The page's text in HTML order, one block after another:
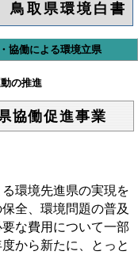
取県環境白書
協働による環境立県
の推進
協働促進事業
環境先進県の実現を
全、環境問題の普及
な費用について一部
から新たに、とっと